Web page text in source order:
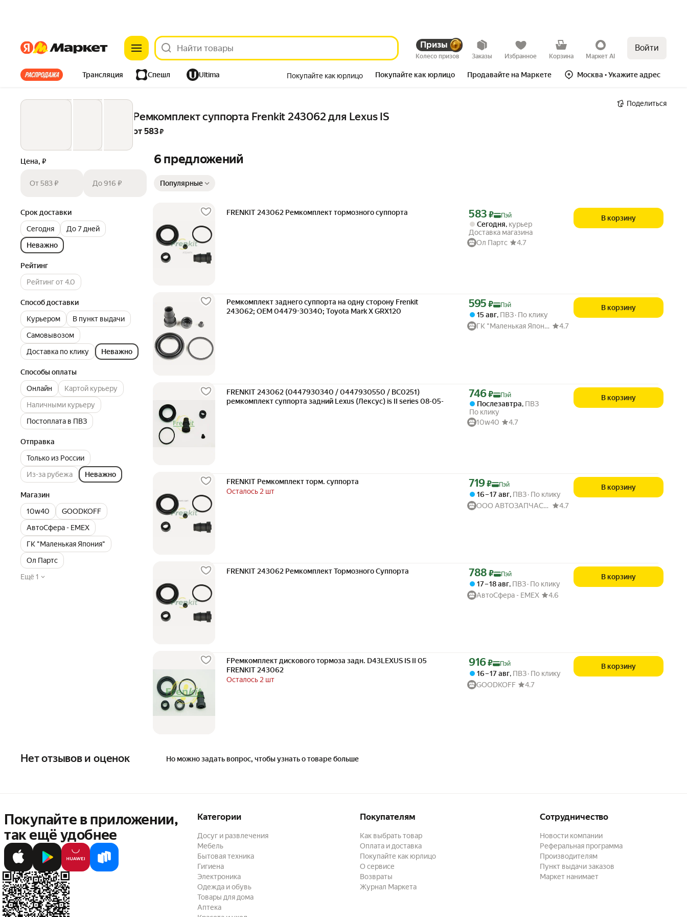
ЯндексЯндекс Призы
Колесо призов Заказы Избранное Корзина Маркет AI
Войти
Все хиты Трансляция Спешл Ultima
Из-за рубежа Одежда Дом
Покупайте как юрлицо Покупайте как юрлицо Продавайте на Маркете Москва • Укажите адрес
Ремкомплект суппорта Frenkit 243062 для Lexus IS
от 583 ₽
Поделиться
Цена, ₽
От 583 ₽ До 916 ₽
Срок доставки
Сегодня
До 7 дней
Неважно
Рейтинг
Рейтинг от 4.0
Способ доставки
Курьером
В пункт выдачи
Самовывозом
Доставка по клику
Неважно
Способы оплаты
Онлайн
Картой курьеру
Наличными курьеру
Постоплата в ПВЗ
Отправка
Только из России
Из-за рубежа
Неважно
Магазин
10w40
GOODKOFF
АвтоСфера - ЕМЕХ
ГК "Маленькая Япония"
Ол Партс
Ещё 1
6 предложений
Популярные
FRENKIT 243062 Ремкомплект тормозного суппорта Цена с картой Яндекс Пэй 583 ₽ вместо
583 ₽ Пэй
Сегодня, курьер
Доставка магазина
Ол Партс
4.7
В корзину
Ремкомплект заднего суппорта на одну сторону Frenkit
243062; OEM 04479-30340; Toyota Mark X GRX120
Цена с картой Яндекс Пэй 595 ₽ вместо
595 ₽ Пэй
15 авг, ПВЗ По клику
ГК "Маленькая Япония"
4.7
В корзину
FRENKIT 243062 (0447930340 / 0447930550 / BC0251)
ремкомплект суппорта задний Lexus (Лексус) is II series 08-05-
Цена с картой Яндекс Пэй 746 ₽ вместо
746₽ Пэй
Послезавтра, ПВЗ
По клику
10w40
4.7
В корзину
FRENKIT Ремкомплект торм. суппорта
Осталось 2 шт
Цена с картой Яндекс Пэй 719 ₽ вместо
719₽ Пэй
16 – 17 авг, ПВЗ По клику
ООО АВТОЗАПЧАСТИ52
4.7
В корзину
FRENKIT 243062 Ремкомплект Тормозного Суппорта Цена с картой Яндекс Пэй 788 ₽ вместо
788 ₽ Пэй
17 – 18 авг, ПВЗ По клику
АвтоСфера - ЕМЕХ
4.6
В корзину
FРемкомплект дискового тормоза задн. D43LEXUS IS II 05
FRENKIT 243062
Осталось 2 шт
Цена с картой Яндекс Пэй 916 ₽ вместо
916₽ Пэй
16 – 17 авг, ПВЗ По клику
GOODKOFF
4.7
В корзину
Нет отзывов и оценок Но можно задать вопрос, чтобы узнать о товаре больше
Покупайте в приложении,
так ещё удобнее
Категории
Досуг и развлечения
Мебель
Бытовая техника
Гигиена
Электроника
Одежда и обувь
Товары для дома
Аптека
Покупателям
Как выбрать товар
Оплата и доставка
Покупайте как юрлицо
О сервисе
Возвраты
Журнал Маркета
Сотрудничество
Новости компании
Реферальная программа
Производителям
Пункт выдачи заказов
Маркет нанимает